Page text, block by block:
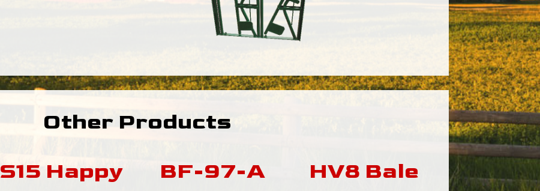
Other Products
S15 Happy
BF-97-A
HV8 Bale